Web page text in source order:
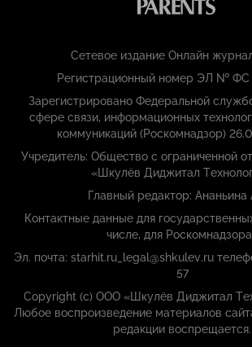
Сетевое издание Онлайн
Регистрационный номер ЭЛ № ФС
Зарегистрировано Федеральной
сфере связи, информационных
коммуникаций (Роскомнадзор)
Учредитель: Общество с ограниченной
«Шкулёв Диджитал
Главный редактор:
Контактные данные для
числе, для
Эл. почта: starhit.ru_legal@shkulev.ru
57
Copyright (с) ООО «Шкулёв Диджитал
Любое воспроизведение материалов
редакции воспрещается.